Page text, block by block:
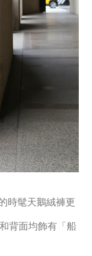
時髦天鵝絨褲更
背面均飾有「船